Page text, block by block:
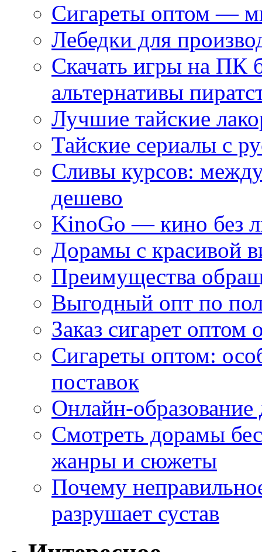
Сигареты оптом —
Лебедки для
Скачать игры на ПК
альтернативы
Лучшие тайские
Тайские сериалы с
Сливы курсов:
дешево
KinoGo — кино без
Дорамы с красивой
Преимущества
Выгодный опт по
Заказ сигарет оптом
Сигареты оптом:
поставок
Онлайн-
Смотреть дорамы
жанры и сюжеты
Почему
разрушает сустав